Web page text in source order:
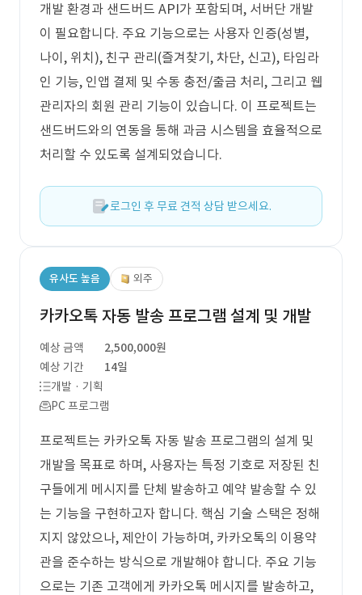
개발 환경과 샌드버드 API가 포함되며, 서버단 개발
이 필요합니다. 주요 기능으로는 사용자 인증(성별,
나이, 위치), 친구 관리(즐겨찾기, 차단, 신고), 타임라
인 기능, 인앱 결제 및 수동 충전/출금 처리, 그리고 웹
관리자의 회원 관리 기능이 있습니다. 이 프로젝트는
샌드버드와의 연동을 통해 과금 시스템을 효율적으로
처리할 수 있도록 설계되었습니다.
로그인 후 무료 견적 상담 받으세요.
유사도 높음 외주
카카오톡 자동 발송 프로그램 설계 및 개발
예상 금액
2,500,000원
예상 기간
14일
개발 · 기획
PC 프로그램
프로젝트는 카카오톡 자동 발송 프로그램의 설계 및
개발을 목표로 하며, 사용자는 특정 기호로 저장된 친
구들에게 메시지를 단체 발송하고 예약 발송할 수 있
는 기능을 구현하고자 합니다. 핵심 기술 스택은 정해
지지 않았으나, 제안이 가능하며, 카카오톡의 이용약
관을 준수하는 방식으로 개발해야 합니다. 주요 기능
으로는 기존 고객에게 카카오톡 메시지를 발송하고,